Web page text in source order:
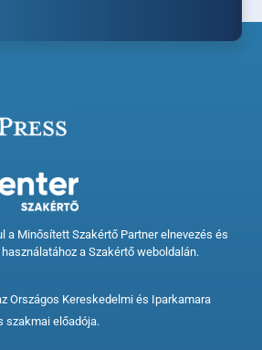
a Minősített Szakértő Partner elnevezés és
a Szakértő weboldalán.
Országos Kereskedelmi és Iparkamara
szakmai előadója.